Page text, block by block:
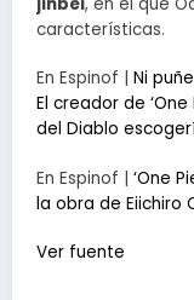
características.
En Espinof | Ni
El creador de
del Diablo
En Espinof | ‘One
la obra de Eiichiro
Ver fuente